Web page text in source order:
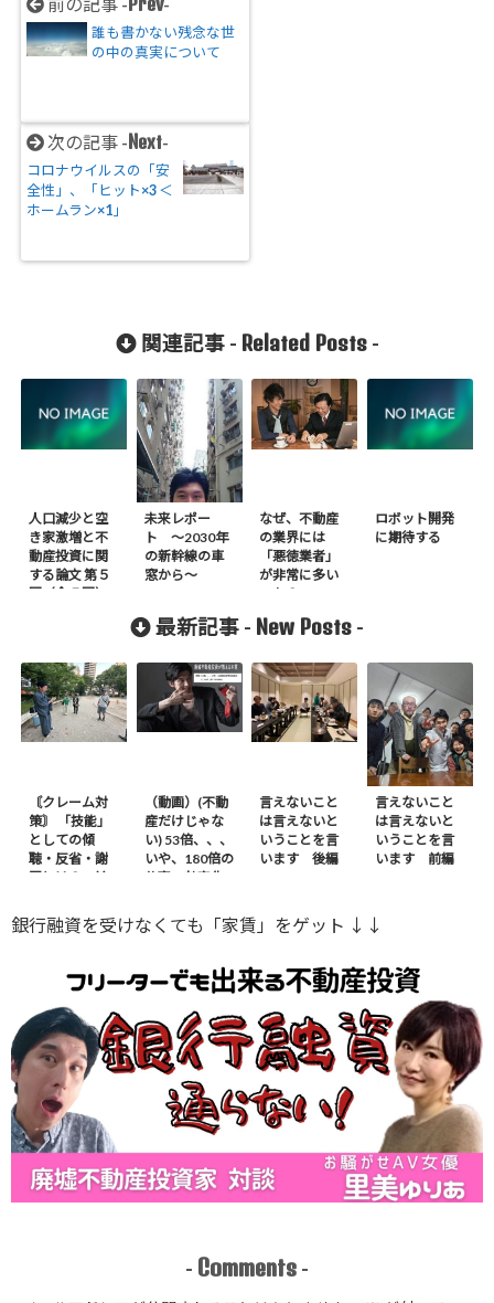
誰も書かない残念な世
の中の真実について
次の記事 -Next-
コロナウイルスの「安
全性」、「ヒット×3 ＜
ホームラン×1」
関連記事 - Related Posts-
人口減少と空
き家激増と不
動産投資に関
する論文 第５
回（全５回）
未来レポー
ト 〜2030年
の新幹線の車
窓から～
なぜ、不動産
の業界には
「悪徳業者」
が非常に多い
のか？
ロボット開発
に期待する
最新記事 - New Posts -
〘クレーム対
策〙 「技能」
としての傾
聴・反省・謝
罪とは？ – 前
（動画）(不動
産だけじゃな
い) 53倍、、、
いや、180倍の
仕事の効率化
言えないこと
は言えないと
いうことを言
います 後編
言えないこと
は言えないと
いうことを言
います 前編
銀行融資を受けなくても「家賃」をゲット ↓↓
- Comments -